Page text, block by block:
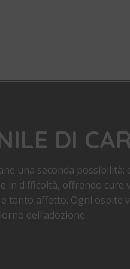
DI
una seconda possibilità:
in difficoltà, offrendo cure
tanto affetto. Ogni ospite
dell’adozione.